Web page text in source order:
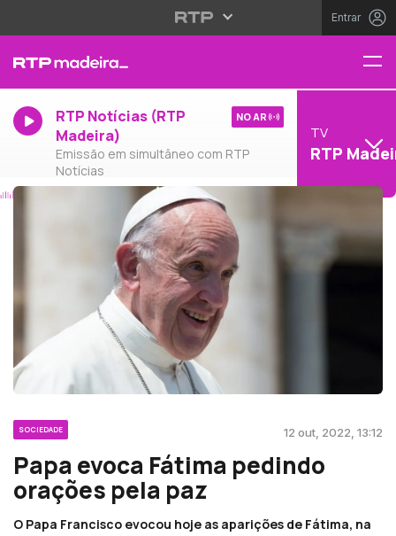
Entrar
RTP Notícias (RTP
Madeira)
Emissão em simultâneo com RTP
Notícias
NO AR
TV
RTP
SOCIEDADE 12 out, 2022, 13:12
Papa evoca Fátima pedindo
orações pela paz
O Papa Francisco evocou hoje as aparições de Fátima, na